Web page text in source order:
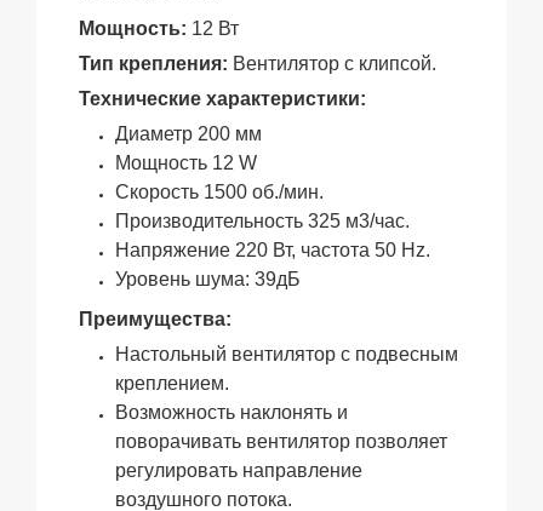
Мощность: 12 Вт
Тип крепления: Вентилятор с клипсой.
Технические характеристики:
Диаметр 200 мм
Мощность 12 W
Скорость 1500 об./мин.
Производительность 325 м3/час.
Напряжение 220 Вт, частота 50 Hz.
Уровень шума: 39дБ
Преимущества:
Настольный вентилятор с подвесным
креплением.
Возможность наклонять и
поворачивать вентилятор позволяет
регулировать направление
воздушного потока.